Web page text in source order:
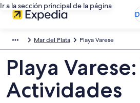
Ir a la sección principal de la página
Mar del Plata Playa Varese
Playa
Actividades